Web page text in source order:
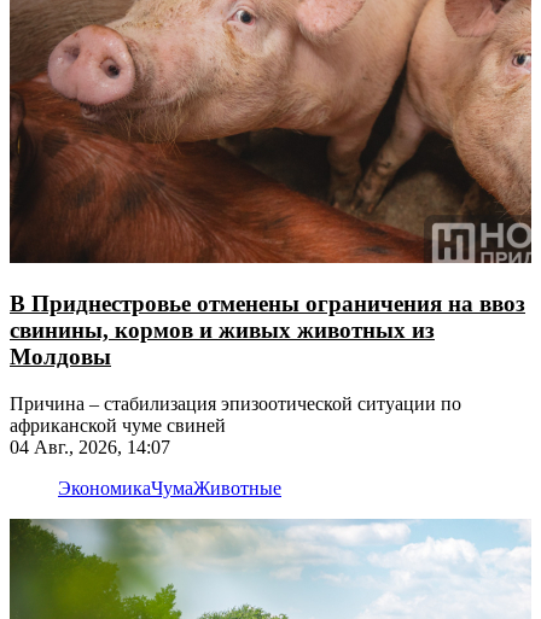
В Приднестровье отменены ограничения на ввоз
свинины, кормов и живых животных из
Молдовы
Причина – стабилизация эпизоотической ситуации по
африканской чуме свиней
04 Авг., 2026, 14:07
ЭкономикаЧумаЖивотные